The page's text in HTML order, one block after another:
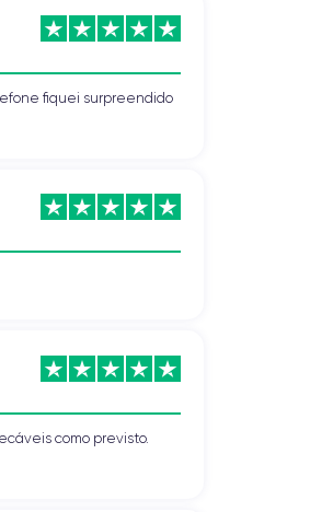
fiquei surpreendido
como previsto.